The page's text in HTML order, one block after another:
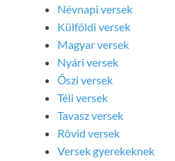
Névnapi versek
Külföldi versek
Magyar versek
Nyári versek
Őszi versek
Téli versek
Tavasz versek
Rövid versek
Versek gyerekeknek